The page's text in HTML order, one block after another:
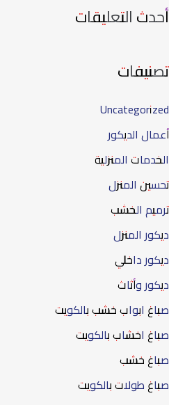
أحدث التعليقات
تصنيفات
Uncategorized
أعمال الديكور
الخدمات المنزلية
تحسين المنزل
ترميم الخشب
ديكور المنزل
ديكور داخلي
ديكور وأثاث
صباغ ابواب خشب بالكويت
صباغ اخشاب بالكويت
صباغ خشب
صباغ طولات بالكويت